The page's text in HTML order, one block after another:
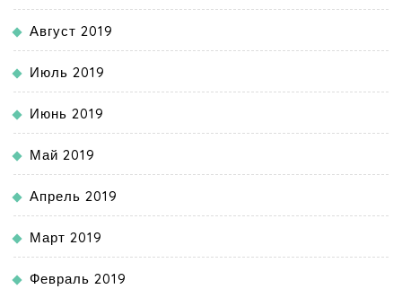
Август 2019
Июль 2019
Июнь 2019
Май 2019
Апрель 2019
Март 2019
Февраль 2019